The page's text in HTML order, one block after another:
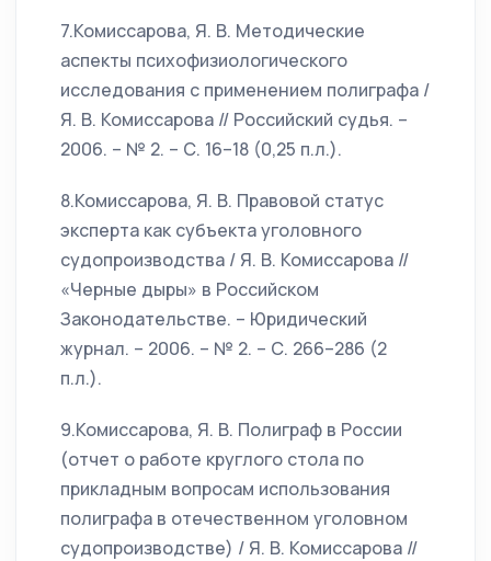
7.Комиссарова, Я. В. Методические
аспекты психофизиологического
исследования с применением полиграфа /
Я. В. Комиссарова // Российский судья. –
2006. – № 2. – С. 16–18 (0,25 п.л.).
8.Комиссарова, Я. В. Правовой статус
эксперта как субъекта уголовного
судопроизводства / Я. В. Комиссарова //
«Черные дыры» в Российском
Законодательстве. – Юридический
журнал. – 2006. – № 2. – С. 266–286 (2
п.л.).
9.Комиссарова, Я. В. Полиграф в России
(отчет о работе круглого стола по
прикладным вопросам использования
полиграфа в отечественном уголовном
судопроизводстве) / Я. В. Комиссарова //